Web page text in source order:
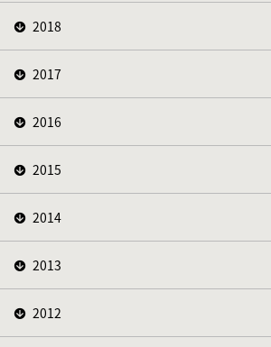
2018
2017
2016
2015
2014
2013
2012